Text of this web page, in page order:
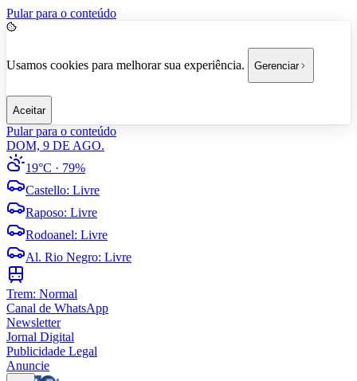
Pular para o conteúdo
Usamos cookies para melhorar sua experiência. Gerenciar
Aceitar
Pular para o conteúdo
DOM, 9 DE AGO.
19°C · 79%
Castello: Livre
Raposo: Livre
Rodoanel: Livre
Al. Rio Negro: Livre
Trem: Normal
Canal de WhatsApp
Newsletter
Jornal Digital
Publicidade Legal
Anuncie